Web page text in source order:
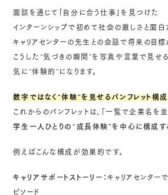
面談を通じて「自分に合う仕事」を見つけた
インターンシップで初めて社会の厳しさと面白
キャリアセンターの先生との会話で将来の目
こうした“気づきの瞬間”を写真や言葉で見せる
気に“体験的”になります。
数字ではなく“体験”を見せるパンフレット構成
これからのパンフレットは、「一覧で企業名を並
学生一人ひとりの“成長体験”を中心に構成す
例えばこんな構成が効果的です。
キャリアサポートストーリー：キャリアセンタ
ピソード